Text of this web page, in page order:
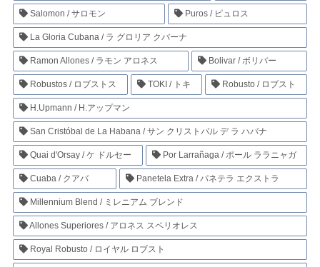
Salomon / サロモン Puros / ピュロス
La Gloria Cubana / ラ グロリア クバーナ
Ramon Allones / ラモン アロネス Bolivar / ボリバー
Robustos / ロブストス TOKI / トキ Robusto / ロブスト
H.Upmann / H.アップマン
San Cristóbal de La Habana / サン クリストバル デ ラ ハバナ
Quai d'Orsay / ケ ドルセー Por Larrañaga / ポール ララニャガ
Cuaba / クアバ Panetela Extra / パネテラ エクストラ
Millennium Blend / ミレニアム ブレンド
Allones Superiores / アロネス スペリオレス
Royal Robusto / ロイヤル ロブスト